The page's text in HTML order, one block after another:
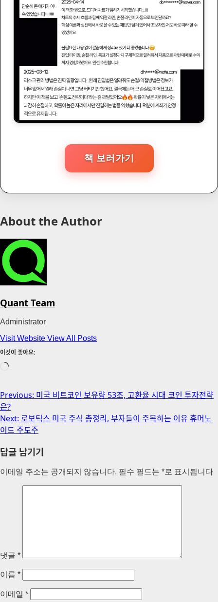
책 보러가기
About the Author
Quant Team
Administrator
Visit Website View All Posts
이것이 좋아요:
로
Post
navigation
Previous: 미국 비트코인 보유량 53조, 고환율 시대 코인 투자전략
은?
Next: 로보틱스 미국 주식 총정리, 부자들이 주목하는 이유 휴머노
이드 주도주
답글 남기기
이메일 주소는 공개되지 않습니다. 필수 필드는 *로 표시됩니다
댓글 *
이름 *
이메일 *